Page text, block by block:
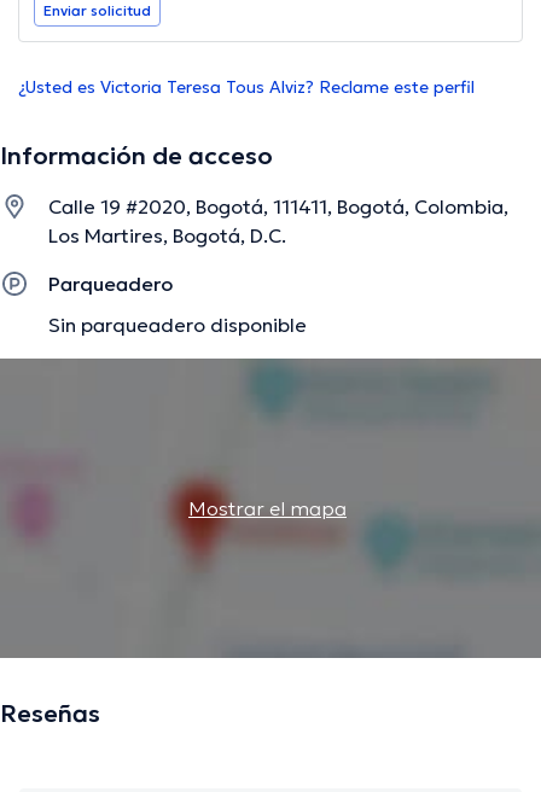
Enviar solicitud
¿Usted es Victoria Teresa Tous Alviz? Reclame este perfil
Información de acceso
Calle 19 #2020, Bogotá, 111411, Bogotá, Colombia,
Los Martires, Bogotá, D.C.
Parqueadero
Sin parqueadero disponible
Mostrar el mapa
Reseñas